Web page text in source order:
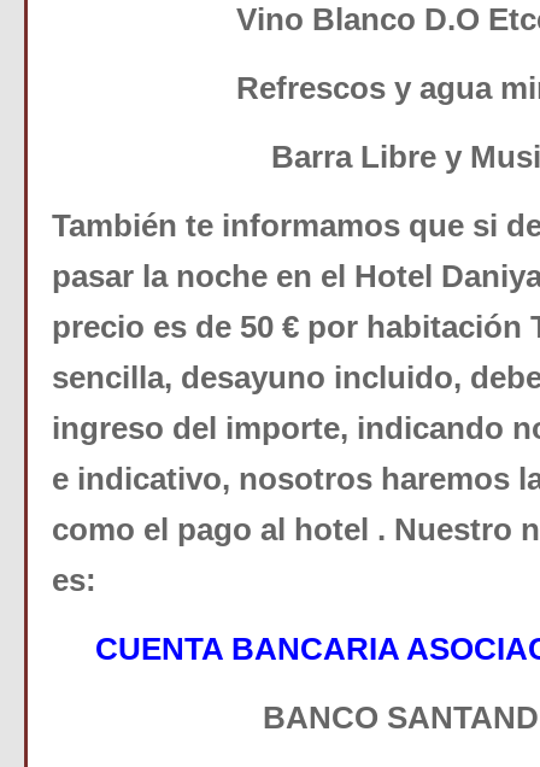
Vino Blanco D.O
Refrescos y agua
Barra Libre y
También te informamos que si
pasar la noche en el Hotel
precio es de 50 € por habitación
sencilla, desayuno incluido,
ingreso del importe, indicando
e indicativo, nosotros haremos
como el pago al hotel . Nuestro
es:
CUENTA BANCARIA
BANCO